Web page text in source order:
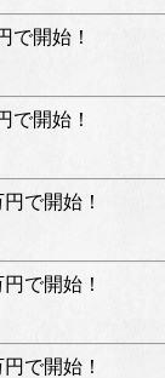
で開始！
で開始！
で開始！
で開始！
で開始！